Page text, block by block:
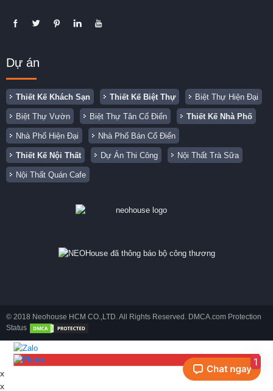
Dự án
Thiết Kế Khách Sạn Thiết Kế Biệt Thự Biệt Thự Hiện Đại
Biệt Thự Vườn Biệt Thự Tân Cổ Điển Thiết Kế Nhà Phố
Nhà Phố Hiện Đại Nhà Phố Bán Cổ Điển
Thiết Kế Nội Thất Dự Án Thi Công Nội Thất Trà Sữa
Nội Thất Quán Cafe
© 2018 Neohouse HCM CO.,LTD. All Rights Reserved. DMCA.com Protection
Status
x
x
1